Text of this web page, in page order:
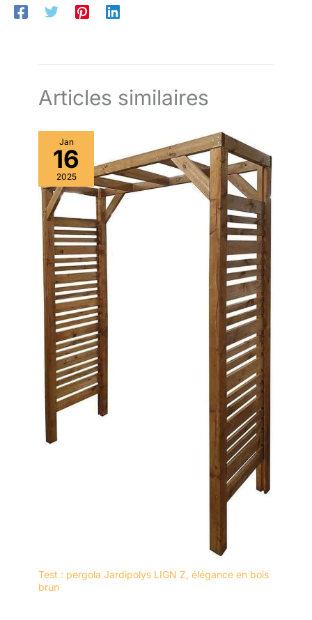
Articles similaires
Jan
16
2025
Test : pergola Jardipolys LIGN Z, élégance en bois
brun